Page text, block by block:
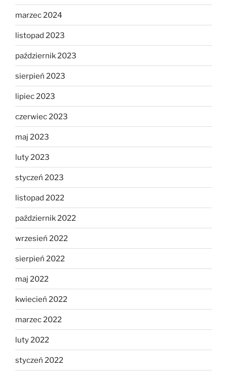
marzec 2024
listopad 2023
październik 2023
sierpień 2023
lipiec 2023
czerwiec 2023
maj 2023
luty 2023
styczeń 2023
listopad 2022
październik 2022
wrzesień 2022
sierpień 2022
maj 2022
kwiecień 2022
marzec 2022
luty 2022
styczeń 2022